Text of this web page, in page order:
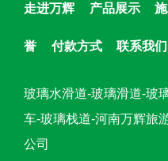
走进万辉 产品展示
誉 付款方式 联系我们
玻璃水滑道-玻璃滑道-玻
车-玻璃栈道-河南万辉旅
公司